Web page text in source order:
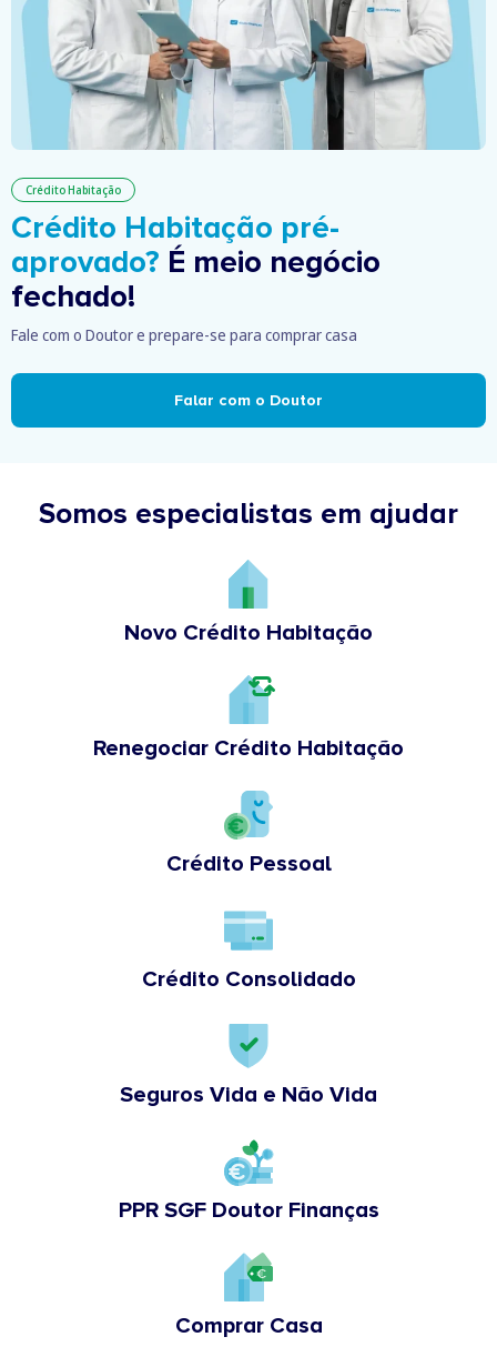
Crédito Habitação
Crédito Habitação pré-
aprovado? É meio negócio
fechado!
Fale com o Doutor e prepare-se para comprar casa
Falar com o Doutor
Somos especialistas em ajudar
Novo Crédito Habitação
Renegociar Crédito Habitação
Crédito Pessoal
Crédito Consolidado
Seguros Vida e Não Vida
PPR SGF Doutor Finanças
Comprar Casa